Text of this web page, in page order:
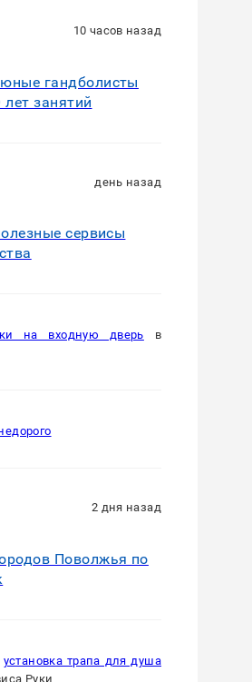
10 часов назад
гандболисты
лет занятий
день назад
сервисы
на входную дверь в
2 дня назад
Поволжья по
установка трапа для душа
Руки